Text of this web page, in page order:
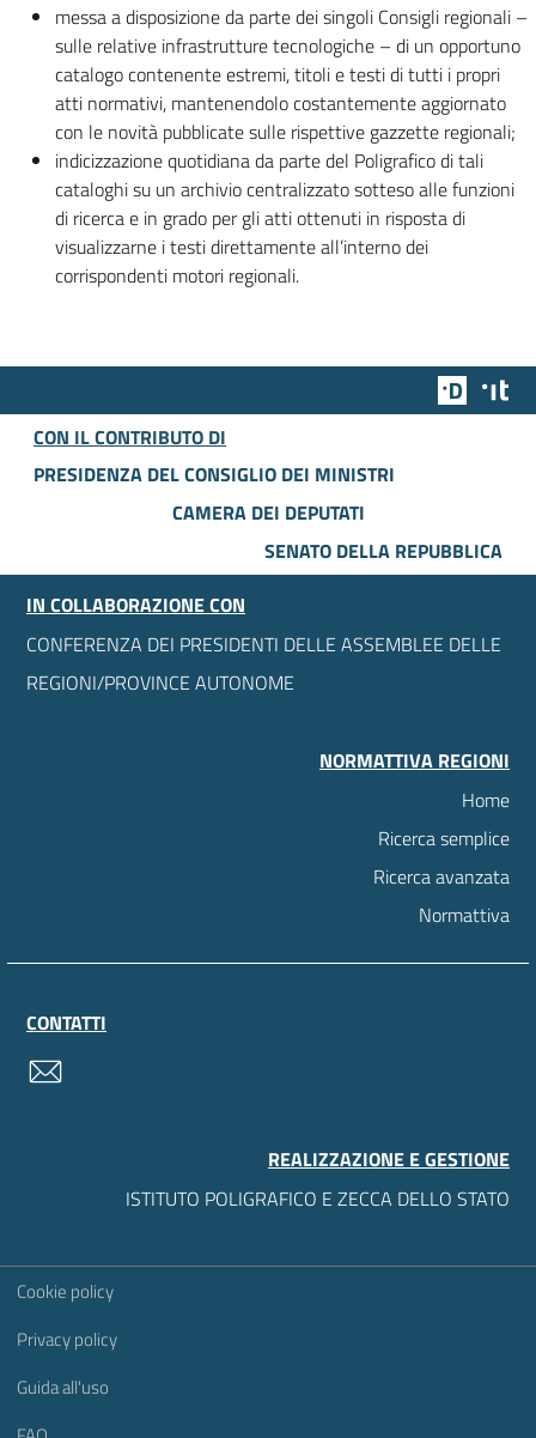
messa a disposizione da parte dei singoli Consigli regionali –
sulle relative infrastrutture tecnologiche – di un opportuno
catalogo contenente estremi, titoli e testi di tutti i propri
atti normativi, mantenendolo costantemente aggiornato
con le novità pubblicate sulle rispettive gazzette regionali;
indicizzazione quotidiana da parte del Poligrafico di tali
cataloghi su un archivio centralizzato sotteso alle funzioni
di ricerca e in grado per gli atti ottenuti in risposta di
visualizzarne i testi direttamente all’interno dei
corrispondenti motori regionali.
Team
CON IL CONTRIBUTO DI
PRESIDENZA DEL CONSIGLIO DEI MINISTRI
CAMERA DEI DEPUTATI
SENATO DELLA REPUBBLICA
IN COLLABORAZIONE CON
CONFERENZA DEI PRESIDENTI DELLE ASSEMBLEE DELLE
REGIONI/PROVINCE AUTONOME
NORMATTIVA REGIONI
Home
Ricerca semplice
Ricerca avanzata
Normattiva
CONTATTI
REALIZZAZIONE E GESTIONE
ISTITUTO POLIGRAFICO E ZECCA DELLO STATO
Sezione Link Utili
Cookie policy
Privacy policy
Guida all'uso